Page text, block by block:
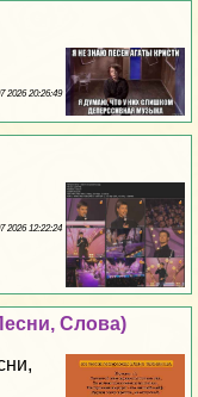
2026 20:26:49
2026 12:22:24
Слова)